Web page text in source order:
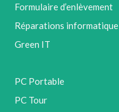
Formulaire d’enlèvement
Réparations informatique
Green IT
PC Portable
PC Tour